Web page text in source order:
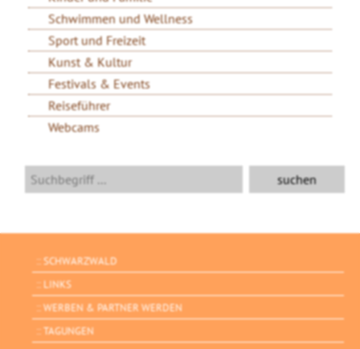
Schwimmen und Wellness
Sport und Freizeit
Kunst & Kultur
Festivals & Events
Reiseführer
Webcams
SCHWARZWALD
LINKS
WERBEN & PARTNER WERDEN
TAGUNGEN